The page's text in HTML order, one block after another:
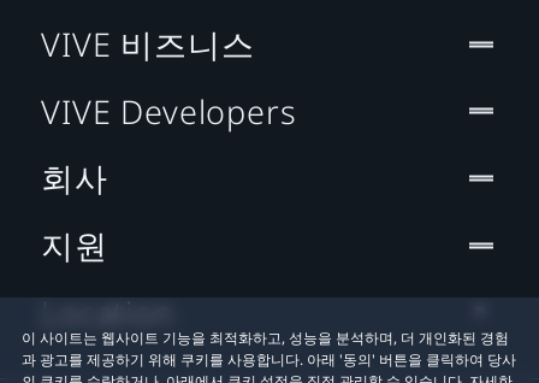
이 사이트는 웹사이트 기능을 최적화하고, 성능을 분석하며, 더 개인화된 경험
과 광고를 제공하기 위해 쿠키를 사용합니다. 아래 '동의' 버튼을 클릭하여 당사
VIVE 비즈니스
VIVE Developers
회사
지원
Location